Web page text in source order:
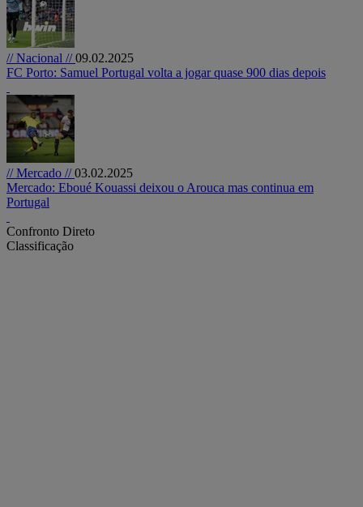
// Nacional //09.02.2025
FC Porto: Samuel Portugal volta a jogar quase 900 dias depois
// Mercado //03.02.2025
Mercado: Eboué Kouassi deixou o Arouca mas continua em
Portugal
Confronto Direto
Classificação